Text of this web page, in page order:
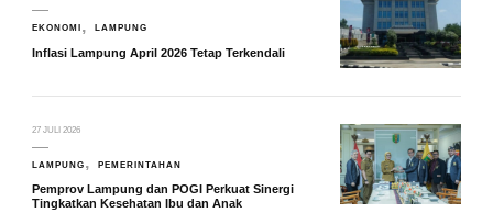
EKONOMI LAMPUNG
Inflasi Lampung April 2026 Tetap Terkendali
27 JULI 2026
LAMPUNG PEMERINTAHAN
Pemprov Lampung dan POGI Perkuat Sinergi
Tingkatkan Kesehatan Ibu dan Anak